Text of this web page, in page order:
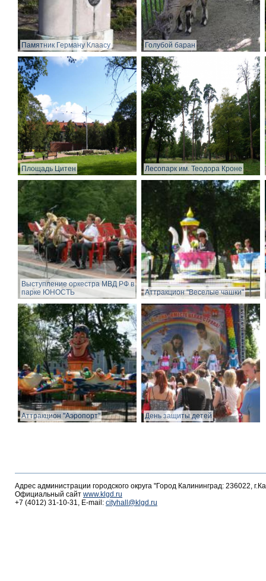
Памятник Герману Клаасу Голубой баран
Площадь Цитен Лесопарк им. Теодора Кроне
Выступление оркестра МВД РФ в
парке ЮНОСТЬ
Аттракцион "Веселые чашки"
Аттракцион "Аэропорт" День защиты детей
Адрес администрации городского округа "Город Калининград: 236022,
Официальный сайт www.klgd.ru
+7 (4012) 31-10-31, E-mail: cityhall@klgd.ru